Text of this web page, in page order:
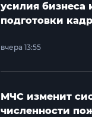
усилия бизнеса
подготовки
вчера 13:55
МЧС изменит
численности